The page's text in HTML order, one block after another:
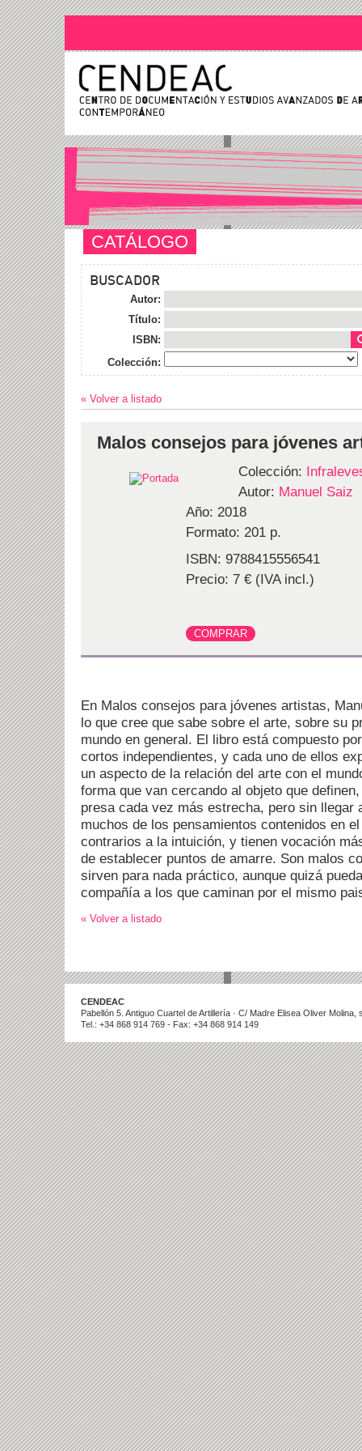
CATÁLOGO
BUSCADOR
Autor:
Título:
ISBN:
Colección:
« Volver a listado
Malos consejos para jóvenes
Colección:
Autor: Manuel Saiz
Año: 2018
Formato: 201 p.
ISBN: 9788415556541
Precio: 7 € (IVA incl.)
En Malos consejos para jóvenes artistas,
lo que cree que sabe sobre el arte, sobre su
mundo en general. El libro está compuesto
cortos independientes, y cada uno de ellos
un aspecto de la relación del arte con el
forma que van cercando al objeto que
presa cada vez más estrecha, pero sin llegar
muchos de los pensamientos contenidos en
contrarios a la intuición, y tienen vocación
de establecer puntos de amarre. Son malos
sirven para nada práctico, aunque quizá
compañía a los que caminan por el mismo
« Volver a listado
CENDEAC
Pabellón 5. Antiguo Cuartel de Artillería · C/ Madre Elisea Oliver
Tel.: +34 868 914 769 - Fax: +34 868 914 149